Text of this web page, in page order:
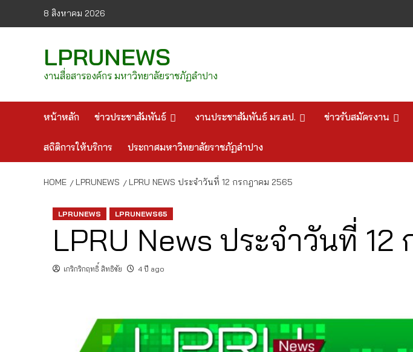
8 สิงหาคม 2026
LPRUNEWS
งานสื่อสารองค์กร มหาวิทยาลัยราชภัฏลำปาง
หน้าหลัก ข่าวประชาสัมพันธ์ งานประชาสัมพันธ์ มร.ลป. ข่าวรับสมัครงาน
สถิติการให้บริการ ประกาศมหาวิทยาลัยราชภัฏลำปาง
HOME LPRUNEWS LPRU NEWS ประจำวันที่ 12 กรกฎาคม 2565
LPRUNEWS LPRUNEWS65
LPRU News ประจำวันที่
เกริกริกฤทธิ์ สิทธิชัย 4 ปี ago